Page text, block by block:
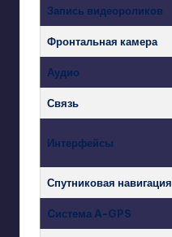
Запись видеороликов
Фронтальная камера
Аудио
Связь
Интерфейсы
Спутниковая навигация
Cистема A-GPS